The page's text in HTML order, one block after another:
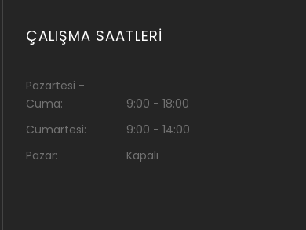
ÇALIŞMA SAATLERI
Pazartesi -
Cuma:
9:00 - 18:00
Cumartesi:
9:00 - 14:00
Pazar:
Kapalı